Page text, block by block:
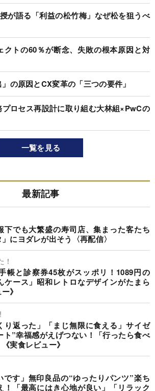
が語る「利益の松竹梅」なぜ松を狙うべ
クトの60％が断念、失敗の根本原因と対
の原因とCX変革の「三つの要件」
ロセス再設計に取り組む大林組×PwCの
一覧を見る
最新記事
下でも大繁盛の寿司店、集まった客たち
にヨダレが出そう〈再配信〉
！
帳と診察券45枚がスッポリ！1089円の
ケース」昭和レトロなデザインがたまら
》
り返った」「まじ無限に食える」サイゼ
ト”幸福感がえげつない！「行ったら食べ
実食レビュー》
です」無印良品の“ゆったりパンツ”楽ち
！「最高にはき心地が良い」「リラック